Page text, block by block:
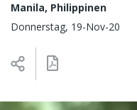
Manila, Philippinen
Donnerstag, 19-Nov-20